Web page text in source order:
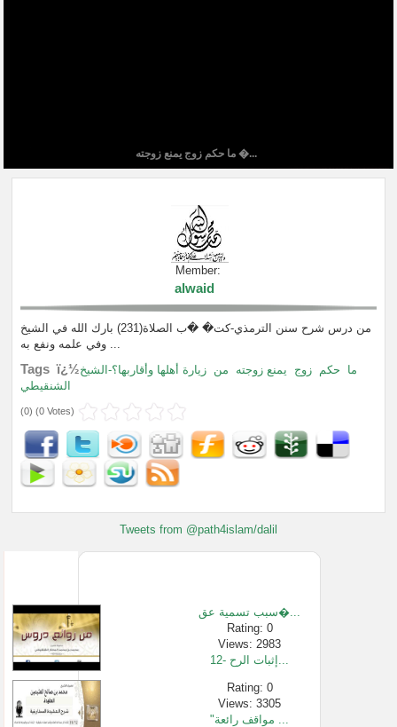
ما حكم زوج يمنع زوجته �...
Member:
alwaid
من درس شرح سنن الترمذي-كت� �ب الصلاة(231) بارك الله في الشيخ
وفي علمه ونفع به ...
Tags ï¿½ ما حكم زوج يمنع زوجته من
زيارة أهلها وأقاربها؟-الشيخ
الشنقيطي
(0) (0 Votes)
Tweets from @path4islam/dalil
سبب تسمية عق�...
Rating: 0
Views: 2983
12- إثبات الرح...
Rating: 0
Views: 3305
"مواقف رائعة ...